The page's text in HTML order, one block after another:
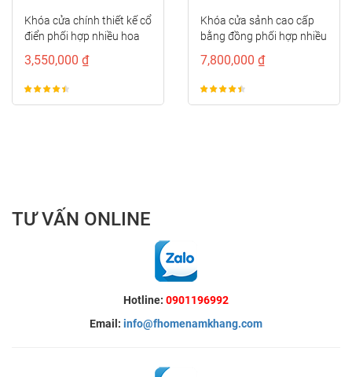
Khóa cửa chính thiết kế cổ
điển phối hợp nhiều hoa
3,550,000 ₫
Khóa cửa sảnh cao cấp
bằng đồng phối hợp nhiều
7,800,000 ₫
TƯ VẤN ONLINE
Hotline: 0901196992
Email: info@fhomenamkhang.com